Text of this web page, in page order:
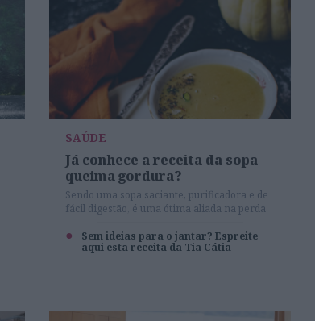
SAÚDE
Já conhece a receita da sopa
queima gordura?
Sendo uma sopa saciante, purificadora e de
fácil digestão, é uma ótima aliada na perda
Sem ideias para o jantar? Espreite
aqui esta receita da Tia Cátia